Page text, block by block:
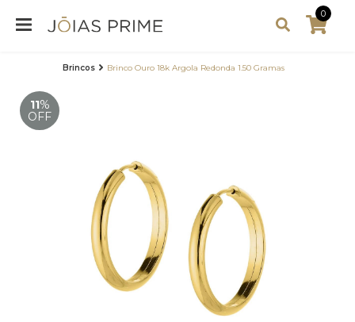
0
Brincos Brinco Ouro 18k Argola Redonda 1.50 Gramas
11%
OFF